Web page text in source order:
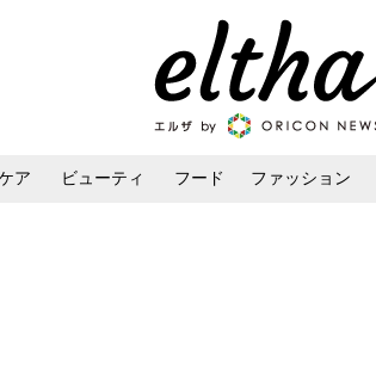
ア ビューティ フード ファッション